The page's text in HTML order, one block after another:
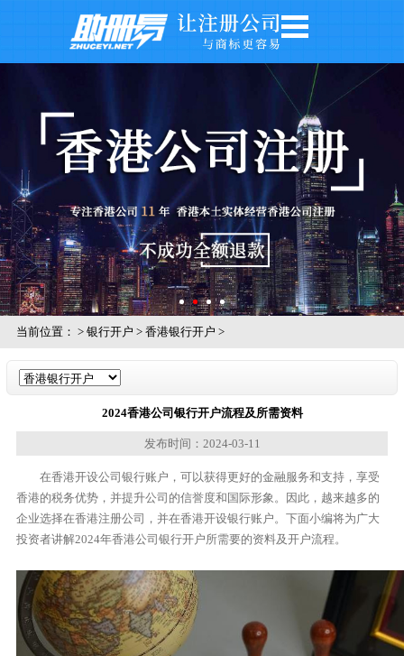
网站首页
注册商标
记账报税
关于我们
公司风采
当前位置： > 银行开户 > 香港银行开户 >
2024香港公司银行开户流程及所需资料
发布时间：2024-03-11
在香港开设公司银行账户，可以获得更好的金融服务和支持，享受
香港的税务优势，并提升公司的信誉度和国际形象。因此，越来越多的
企业选择在香港注册公司，并在香港开设银行账户。下面小编将为广大
投资者讲解2024年香港公司银行开户所需要的资料及开户流程。